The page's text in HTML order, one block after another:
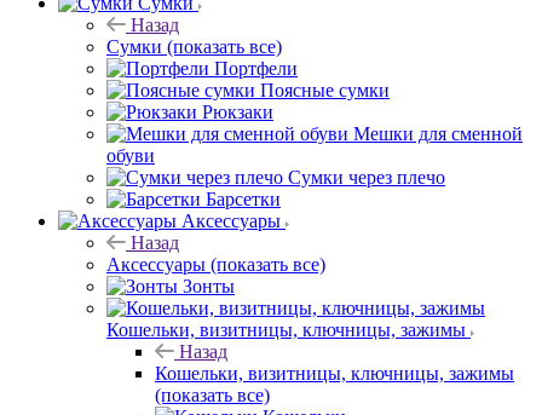
Назад
Сумки (показать все)
Портфели
Поясные сумки
Рюкзаки
Мешки для сменной
обуви
Сумки через плечо
Барсетки
Аксессуары
Назад
Аксессуары (показать все)
Зонты
Кошельки, визитницы, ключницы, зажимы
Назад
Кошельки, визитницы, ключницы, зажимы
(показать все)